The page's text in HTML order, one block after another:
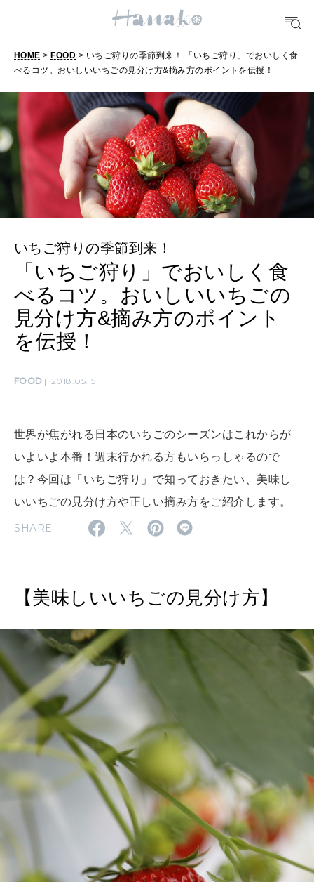
TRAVEL
どこ行く？
FORTUNE
明日のわたし
[12星座別] Weekly Holoscope
[12星座別] Monthly Love Holoscope
女神まり愛のタロットメッセージ
HEALTH
自分にやさしく
LEARN
MAMA
ママもいろいろ
CULTURE
自分を耕す
WORK&MONEY
2026年8月号『お茶の時間です。』
2026年7月号「鎌倉 ローカルが 教えてくれた 本当の歩き方。」
2026年6月号「大銀座 トレンドが生まれる 新しい一流店へ。」
2026年5月号「“大好き”に出会いに。韓国」
2026年4月号「未来をつくる、学びの教科書。」
2026年3月号「スイーツ予想図 2026」
2026年2月号「良運を掴む 新・開運術。」
MAGAZINE MOOK
FOLLOW US!
HOME > FOOD > いちご狩りの季節到来！ 「いちご狩り」でおいしく食
べるコツ。おいしいいちごの見分け方&摘み方のポイントを伝授！
いちご狩りの季節到来！
「いちご狩り」でおいしく食
べるコツ。おいしいいちごの
見分け方&摘み方のポイント
を伝授！
FOOD 2018.05.15
世界が焦がれる日本のいちごのシーズンはこれからが
いよいよ本番！週末行かれる方もいらっしゃるので
は？今回は「いちご狩り」で知っておきたい、美味し
いいちごの見分け方や正しい摘み方をご紹介します。
SHARE
【美味しいいちごの見分け方】